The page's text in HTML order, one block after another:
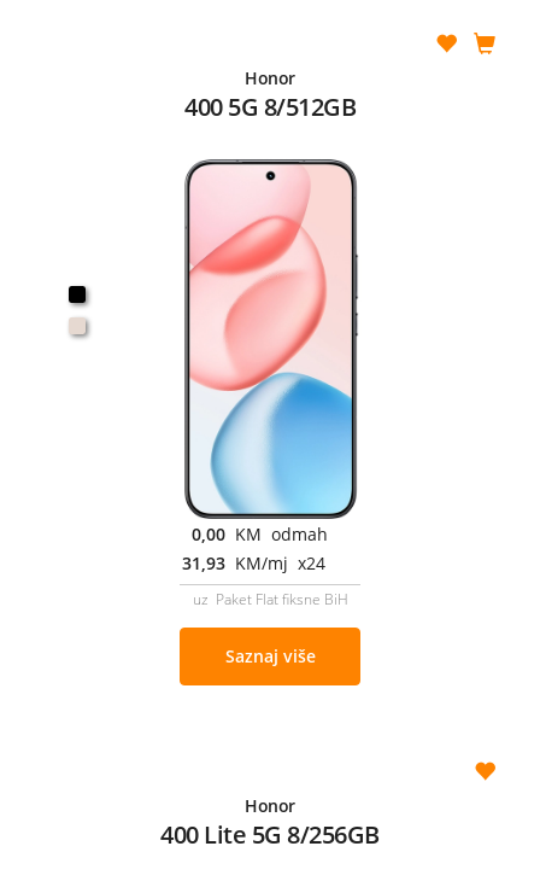
Honor
400 5G 8/512GB
0,00 KM odmah
31,93 KM/mj x24
uz Paket Flat fiksne BiH
Saznaj više
Honor
400 Lite 5G 8/256GB